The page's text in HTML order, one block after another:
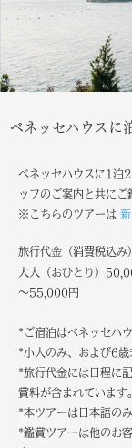
ベネッセハウスに
ベネッセハウスに1泊
ッフのご案内と共にご
※こちらのツアーは
旅行代金（消費税込み）
大人（おひとり）
～55,000円
*ご宿泊はベネッセハウ
*小人のみ、および6歳
*旅行代金には日程に
賞料が含まれています。
*本ツアーは日本語の
*鑑賞ツアーは他のお